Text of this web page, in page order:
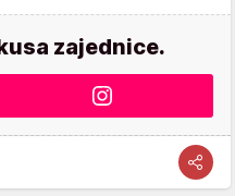
zajednice.